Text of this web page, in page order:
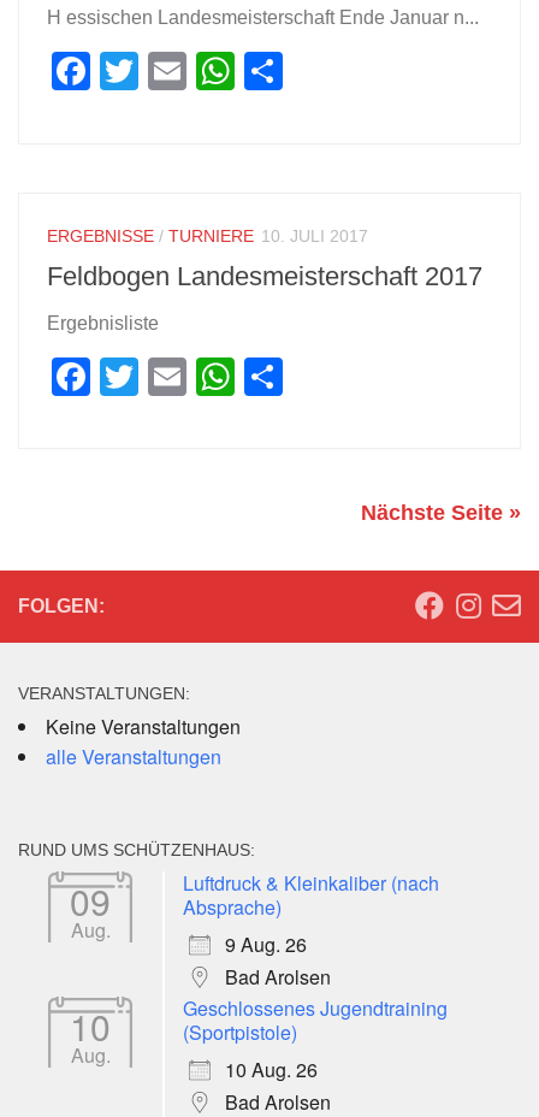
H essischen Landesmeisterschaft Ende Januar n...
Facebook
Twitter
EmailWhatsApp
ERGEBNISSE / TURNIERE 10. JULI 2017
Feldbogen Landesmeisterschaft 2017
Ergebnisliste
Facebook
Twitter
EmailWhatsApp
Nächste Seite »
FOLGEN:
VERANSTALTUNGEN:
Keine Veranstaltungen
alle Veranstaltungen
RUND UMS SCHÜTZENHAUS:
09
Aug.
Luftdruck & Kleinkaliber (nach
Absprache)
9 Aug. 26
Bad Arolsen
10
Aug.
Geschlossenes Jugendtraining
(Sportpistole)
10 Aug. 26
Bad Arolsen